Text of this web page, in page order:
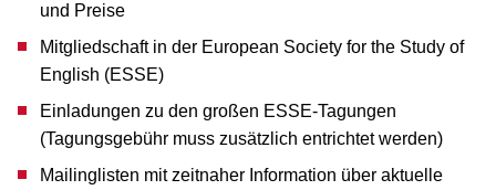
und Preise
Mitgliedschaft in der European Society for the Study of
English (ESSE)
Einladungen zu den großen ESSE-Tagungen
(Tagungsgebühr muss zusätzlich entrichtet werden)
Mailinglisten mit zeitnaher Information über aktuelle